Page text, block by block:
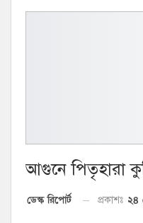
আগুনে পিতৃহারা
ডেস্ক রিপোর্ট প্রকাশঃ ২৪